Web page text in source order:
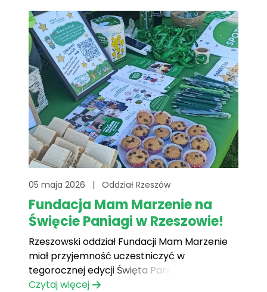
Podopiecznych fundacji. Podczas
wydarzenia zbieraliśmy środki na spełnienie
marzenia Kubusia, który marzy o
wyjeździe[...]
05 maja 2026 | Oddział Rzeszów
Fundacja Mam Marzenie na
Święcie Paniagi w Rzeszowie!
Rzeszowski oddział Fundacji Mam Marzenie
miał przyjemność uczestniczyć w
tegorocznej edycji Święta Paniagi – jednego
z najważniejszych wydarzeń kulturalnych w
Czytaj więcej